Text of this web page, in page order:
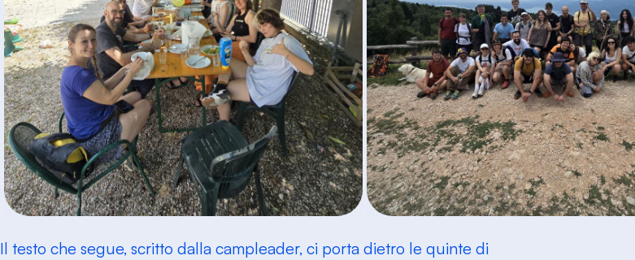
Il testo che segue, scritto dalla campleader, ci porta dietro le quinte di